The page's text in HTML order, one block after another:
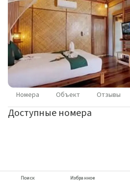
Номера Объект Отзывы
Доступные номера
Поиск Избранное